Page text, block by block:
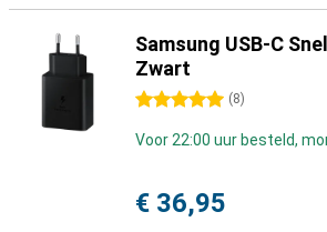
Samsung USB-C
Zwart
5 sterren (8)
Voor 22:00 uur besteld,
€ 36,95